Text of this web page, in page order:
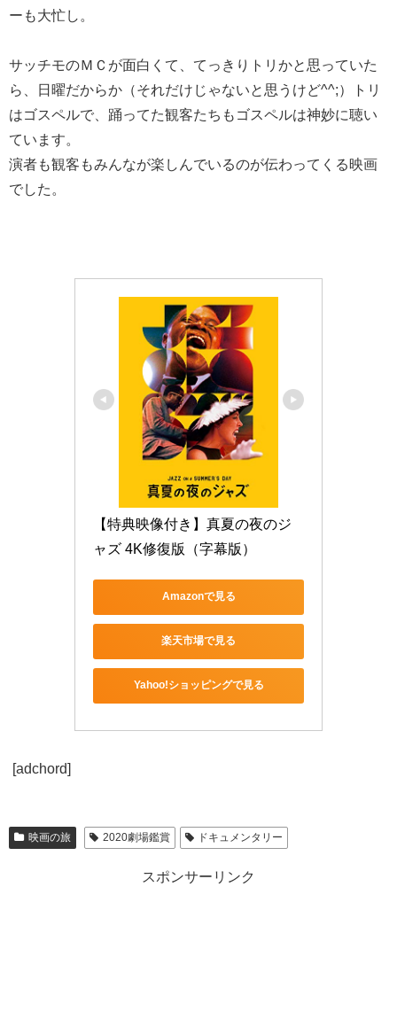
ーも大忙し。
サッチモのＭＣが面白くて、てっきりトリかと思っていた
ら、日曜だからか（それだけじゃないと思うけど^^;）トリ
はゴスペルで、踊ってた観客たちもゴスペルは神妙に聴い
ています。
演者も観客もみんなが楽しんでいるのが伝わってくる映画
でした。
【特典映像付き】真夏の夜のジ
ャズ 4K修復版（字幕版）
Amazonで見る
楽天市場で見る
Yahoo!ショッピングで見る
[adchord]
映画の旅 2020劇場鑑賞 ドキュメンタリー
スポンサーリンク